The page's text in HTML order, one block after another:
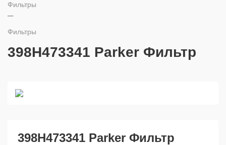
Фильтры
Фильтры
398H473341 Parker Фильтр
398H473341 Parker Фильтр